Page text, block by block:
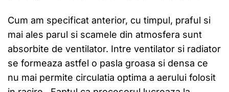
Cum am specificat anterior, cu timpul, praful si
mai ales parul si scamele din atmosfera sunt
absorbite de ventilator. Intre ventilator si radiator
se formeaza astfel o pasla groasa si densa ce
nu mai permite circulatia optima a aerului folosit